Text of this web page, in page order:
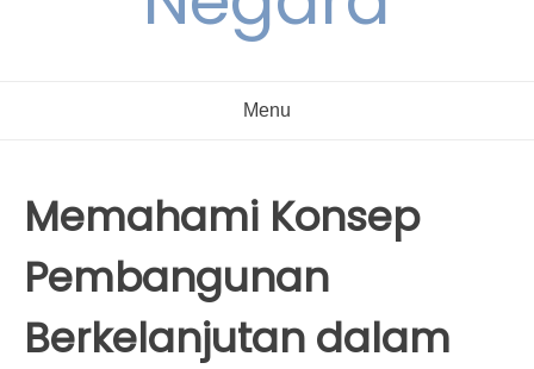
Menu
Memahami Konsep
Pembangunan
Berkelanjutan dalam